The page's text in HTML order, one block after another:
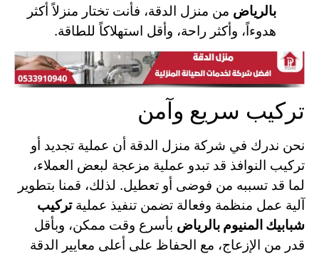
بالرياض من منزل الدقة، فأنت تختار منزلاً أكثر
هدوءاً، وأكثر راحة، وأقل استهلاكاً للطاقة.
تركيب سريع وآمن
نحن ندرك في شركة منزل الدقة أن عملية تجديد أو
تركيب النوافذ قد تبدو عملية مزعجة لبعض العملاء،
لما قد تسببه من فوضى أو تعطيل. لذلك، قمنا بتطوير
آلية عمل منظمة وفعالة تضمن تنفيذ عمليةتركيب
شبابيك المنيوم بالرياض بأسرع وقت ممكن، وبأقل
قدر من الإزعاج، مع الحفاظ على أعلى معايير الدقة